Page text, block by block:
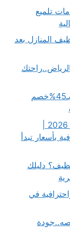
لخدمات تلميع
خصم150ريال لتنظيف المنازل بعد
أفضل شركة تنظيف بعد النقل بالرياض بـ45%خصم
بأسعار تبدأ
التنظيف؟ دليلك
في